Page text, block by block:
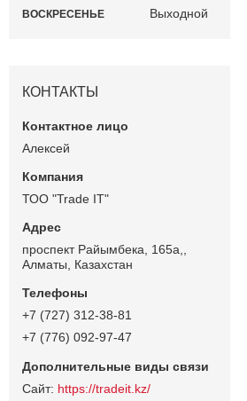
ВОСКРЕСЕНЬЕ Выходной
КОНТАКТЫ
Алексей
ТОО "Trade IT"
проспект Райымбека, 165а,,
Алматы, Казахстан
+7 (727) 312-38-81
+7 (776) 092-97-47
https://tradeit.kz/